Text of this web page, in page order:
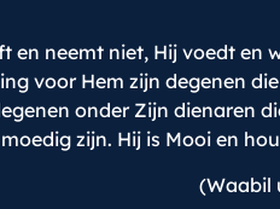
en neemt niet, Hij voedt en
voor Hem zijn degenen
onder Zijn dienaren
zijn. Hij is Mooi en
(Waabil